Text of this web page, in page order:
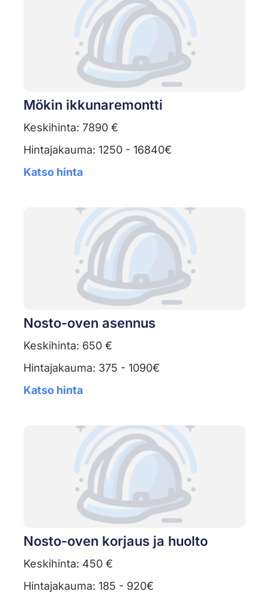
Mökin ikkunaremontti
Keskihinta: 7890 €
Hintajakauma: 1250 - 16840€
Katso hinta
Nosto-oven asennus
Keskihinta: 650 €
Hintajakauma: 375 - 1090€
Katso hinta
Nosto-oven korjaus ja huolto
Keskihinta: 450 €
Hintajakauma: 185 - 920€